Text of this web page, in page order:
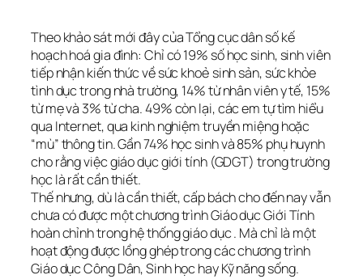
Theo khảo sát mới đây của Tổng cục dân số kế
hoạch hoá gia đình: Chỉ có 19% số học sinh, sinh viên
tiếp nhận kiến thức về sức khoẻ sinh sản, sức khỏe
tình dục trong nhà trường, 14% từ nhân viên y tế, 15%
từ mẹ và 3% từ cha. 49% còn lại, các em tự tìm hiểu
qua Internet, qua kinh nghiệm truyền miệng hoặc
“mù” thông tin. Gần 74% học sinh và 85% phụ huynh
cho rằng việc giáo dục giới tính (GDGT) trong trường
học là rất cần thiết.
Thế nhưng, dù là cần thiết, cấp bách cho đến nay vẫn
chưa có được một chương trình Giáo dục Giới Tính
hoàn chỉnh trong hệ thống giáo dục . Mà chỉ là một
hoạt động được lồng ghép trong các chương trình
Giáo dục Công Dân, Sinh học hay Kỹ năng sống.